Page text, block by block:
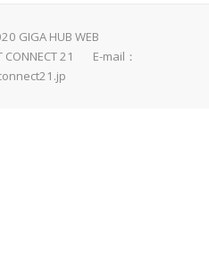
GIGA HUB WEB
CONNECT 21 E-mail：